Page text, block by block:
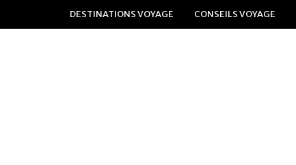
DESTINATIONS VOYAGE CONSEILS VOYAGE